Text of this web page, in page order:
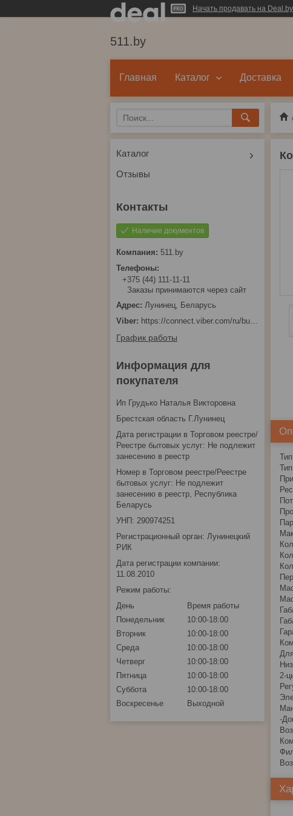
Начать продавать на Deal.by
511.by
Главная Каталог Доставка
2-
-
Каталог
Отзывы
Наличие документов
511.by
+375 (44) 111-11-11
Заказы принимаются через сайт
Лунинец, Беларусь
https://connect.viber.com/ru/business/1d480fbc-bd61-11ef-8513-eab83dfd23fa
График работы
Информация для
покупателя
Ип Грудько Наталья Викторовна
Брестская область Г.Лунинец
Дата регистрации в Торговом реестре/
Реестре бытовых услуг: Не подлежит
занесению в реестр
Номер в Торговом реестре/Реестре
бытовых услуг: Не подлежит
занесению в реестр, Республика
Беларусь
УНП: 290974251
Регистрационный орган: Лунинецкий
РИК
Дата регистрации компании:
11.08.2010
Режим работы:
День
Время работы
Понедельник
10:00-18:00
Вторник
10:00-18:00
Среда
10:00-18:00
Четверг
10:00-18:00
Пятница
10:00-18:00
Суббота
10:00-18:00
Воскресенье
Выходной